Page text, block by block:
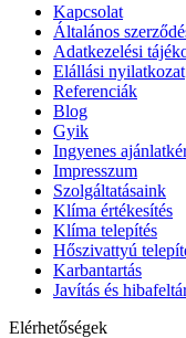
Kapcsolat
Általános
Adatkezelési
Elállási nyilatkozat
Referenciák
Blog
Gyik
Ingyenes
Impresszum
Szolgáltatásaink
Klíma értékesítés
Klíma telepítés
Hőszivattyú
Karbantartás
Javítás és
Elérhetőségek